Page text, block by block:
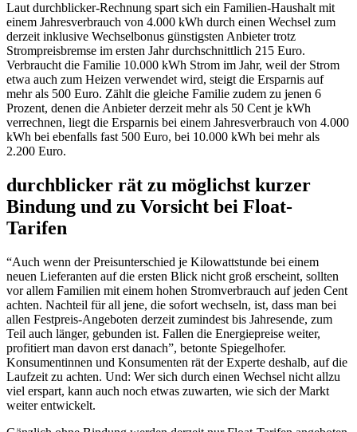
Laut durchblicker-Rechnung spart sich ein Familien-Haushalt mit
einem Jahresverbrauch von 4.000 kWh durch einen Wechsel zum
derzeit inklusive Wechselbonus günstigsten Anbieter trotz
Strompreisbremse im ersten Jahr durchschnittlich 215 Euro.
Verbraucht die Familie 10.000 kWh Strom im Jahr, weil der Strom
etwa auch zum Heizen verwendet wird, steigt die Ersparnis auf
mehr als 500 Euro. Zählt die gleiche Familie zudem zu jenen 6
Prozent, denen die Anbieter derzeit mehr als 50 Cent je kWh
verrechnen, liegt die Ersparnis bei einem Jahresverbrauch von 4.000
kWh bei ebenfalls fast 500 Euro, bei 10.000 kWh bei mehr als
2.200 Euro.
durchblicker rät zu möglichst kurzer
Bindung und zu Vorsicht bei Float-
Tarifen
“Auch wenn der Preisunterschied je Kilowattstunde bei einem
neuen Lieferanten auf die ersten Blick nicht groß erscheint, sollten
vor allem Familien mit einem hohen Stromverbrauch auf jeden Cent
achten. Nachteil für all jene, die sofort wechseln, ist, dass man bei
allen Festpreis-Angeboten derzeit zumindest bis Jahresende, zum
Teil auch länger, gebunden ist. Fallen die Energiepreise weiter,
profitiert man davon erst danach”, betonte Spiegelhofer.
Konsumentinnen und Konsumenten rät der Experte deshalb, auf die
Laufzeit zu achten. Und: Wer sich durch einen Wechsel nicht allzu
viel erspart, kann auch noch etwas zuwarten, wie sich der Markt
weiter entwickelt.